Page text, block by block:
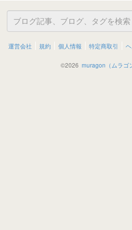
運営会社 規約 個人情報 特定商取引
©2026 muragon（ムラゴ